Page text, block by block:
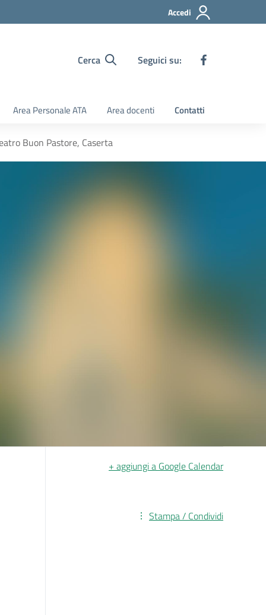
Accedi
Cerca Seguici su:
Area Personale ATA Area docenti Contatti
Buon Pastore, Caserta
+ aggiungi a Google Calendar
Stampa / Condividi